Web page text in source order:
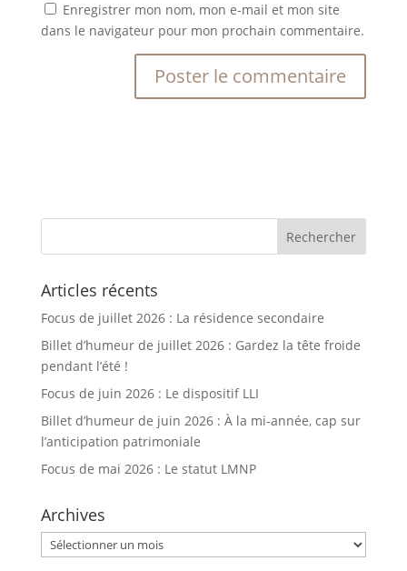
Enregistrer mon nom, mon e-mail et mon site
dans le navigateur pour mon prochain commentaire.
Articles récents
Focus de juillet 2026 : La résidence secondaire
Billet d’humeur de juillet 2026 : Gardez la tête froide
pendant l’été !
Focus de juin 2026 : Le dispositif LLI
Billet d’humeur de juin 2026 : À la mi-année, cap sur
l’anticipation patrimoniale
Focus de mai 2026 : Le statut LMNP
Archives
Archives